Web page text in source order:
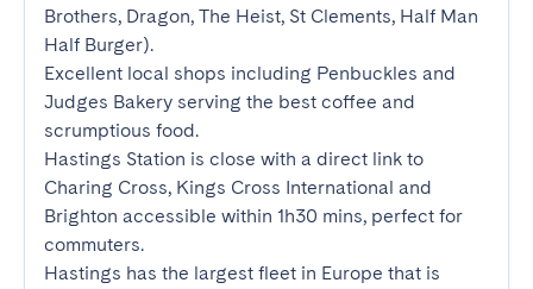
Brothers, Dragon, The Heist, St Clements, Half Man
Half Burger).
Excellent local shops including Penbuckles and
Judges Bakery serving the best coffee and
scrumptious food.
Hastings Station is close with a direct link to
Charing Cross, Kings Cross International and
Brighton accessible within 1h30 mins, perfect for
commuters.
Hastings has the largest fleet in Europe that is